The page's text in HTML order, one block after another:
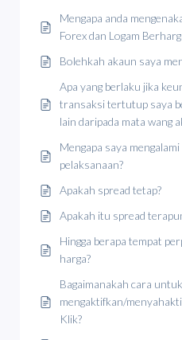
Mengapa anda
Forex dan Logam
Bolehkah akaun saya
Apa yang berlaku jika
transaksi tertutup saya
lain daripada mata wang
Mengapa saya
pelaksanaan?
Apakah spread tetap?
Apakah itu spread
Hingga berapa tempat
harga?
Bagaimanakah cara untuk
mengaktifkan/
Klik?